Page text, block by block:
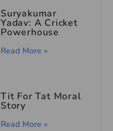
Suryakumar
Yadav: A Cricket
Powerhouse
Read More »
Tit For Tat Moral
Story
Read More »